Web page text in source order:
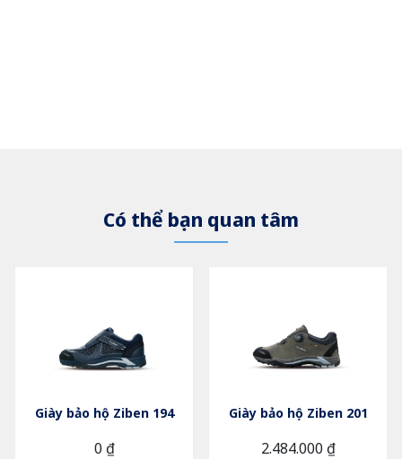
Có thể bạn quan tâm
Giày bảo hộ Ziben 194
0 ₫
Giày bảo hộ Ziben 201
2.484.000 ₫